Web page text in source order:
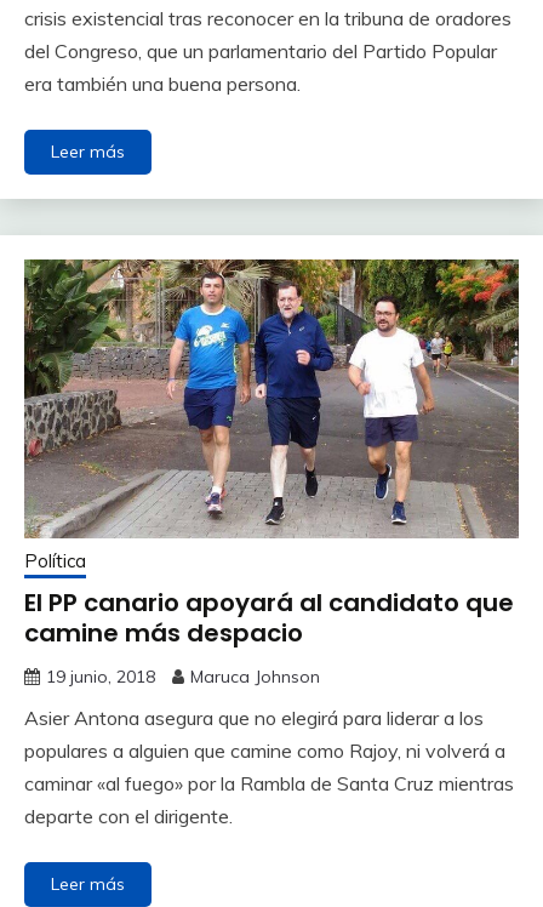
crisis existencial tras reconocer en la tribuna de oradores
del Congreso, que un parlamentario del Partido Popular
era también una buena persona.
Leer más
Política
El PP canario apoyará al candidato que
camine más despacio
19 junio, 2018 Maruca Johnson
Asier Antona asegura que no elegirá para liderar a los
populares a alguien que camine como Rajoy, ni volverá a
caminar «al fuego» por la Rambla de Santa Cruz mientras
departe con el dirigente.
Leer más